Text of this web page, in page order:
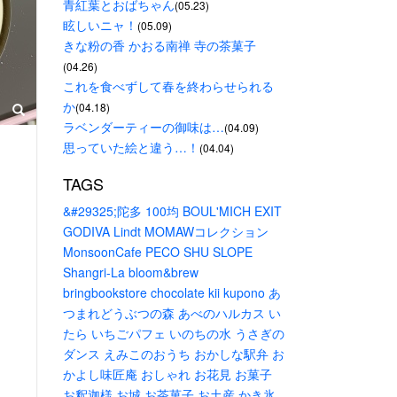
青紅葉とおばちゃん(05.23)
眩しいニャ！ (05.09)
きな粉の香 かおる南禅 寺の茶菓子
(04.26)
これを食べずして春を終わらせられる
か(04.18)
ラベンダーティーの御味は…(04.09)
思っていた絵と違う…！ (04.04)
TAGS
&#29325;陀多 100均 BOUL'MICH EXIT
GODIVA Lindt MOMAWコレクション
MonsoonCafe PECO SHU SLOPE
Shangri-La bloom&brew
bringbookstore chocolate kii kupono あ
つまれどうぶつの森 あべのハルカス い
たら いちごパフェ いのちの水 うさぎの
ダンス えみこのおうち おかしな駅弁 お
かよし味匠庵 おしゃれ お花見 お菓子